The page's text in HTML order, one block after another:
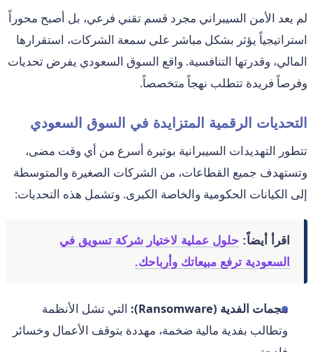
لم يعد الأمن السيبراني مجرد قسم تقني فرعي، بل أصبح محوراً
استراتيجياً يؤثر بشكل مباشر على سمعة الشركات، استقرارها
المالي، وقدرتها التنافسية. واقع السوق السعودي يفرض تحديات
وفرصاً فريدة تتطلب نهجاً متخصصاً.
التحديات الرقمية المتزايدة في السوق السعودي
تتطور التهديدات السيبرانية بوتيرة أسرع من أي وقت مضى،
وتستهدف جميع القطاعات، من الشركات الصغيرة والمتوسطة
إلى الكيانات الحكومية والخاصة الكبرى. وتشمل هذه التحديات:
اقرأ أيضاً: حلول عملية لاختيار شركة تسويق في
السعودية ترفع مبيعاتك وأرباحك.
هجمات الفدية (Ransomware):
التي تشل الأنظمة
وتطالب بفدية مالية ضخمة، مهددة بتوقف الأعمال وخسائر